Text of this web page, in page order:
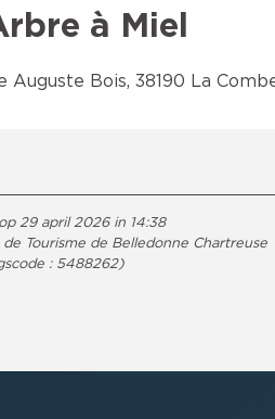
à Miel
Auguste Bois, 38190 La
29 april 2026 in 14:38
Tourisme de Belledonne Chartreuse
: 5488262)